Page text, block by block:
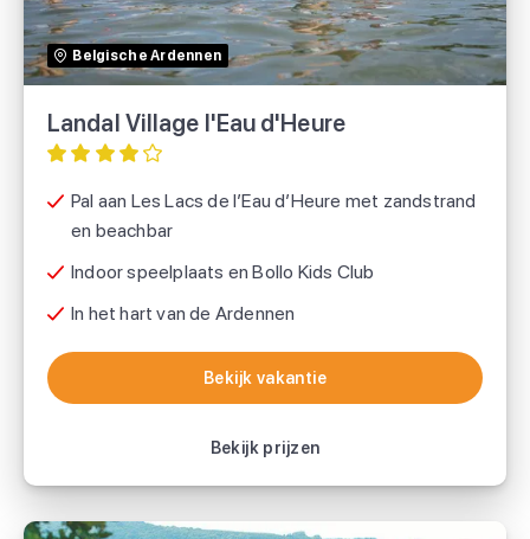
Belgische Ardennen
Landal Village l'Eau d'Heure
Pal aan Les Lacs de l’Eau d’Heure met zandstrand
en beachbar
Indoor speelplaats en Bollo Kids Club
In het hart van de Ardennen
Bekijk vakantie
Bekijk prijzen
Landal
Bekijk vakantie